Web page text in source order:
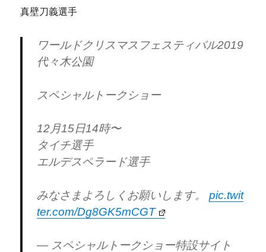
真壁刀義選手
ワールドクリスマスフェスティバル2019
代々木公園
スペシャルトークショー
12月15日14時〜
タイチ選手
エルデスペラード選手
みなさまよろしくお願いします。pic.twit
ter.com/Dg8GK5mCGT
— スペシャルトークショー特設サイト